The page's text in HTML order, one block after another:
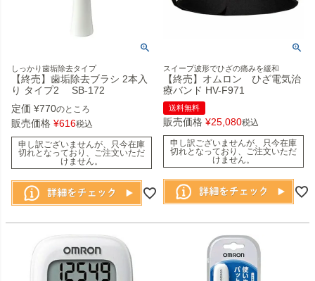
しっかり歯垢除去タイプ
【終売】歯垢除去ブラシ 2本入
り タイプ2 SB-172
定価 ¥770のところ
販売価格 ¥616税込
申し訳ございませんが、只今在庫
切れとなっており、ご注文いただ
けません。
スイープ波形でひざの痛みを緩和
【終売】オムロン ひざ電気治
療バンド HV-F971
送料無料
販売価格 ¥25,080税込
申し訳ございませんが、只今在庫
切れとなっており、ご注文いただ
けません。